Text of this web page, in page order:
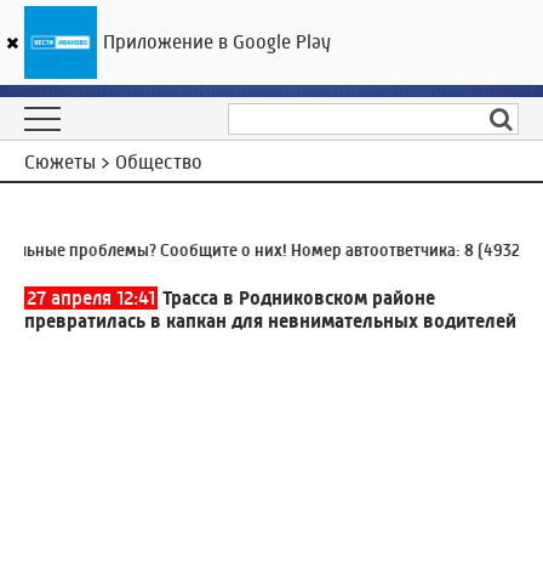
ГТРК «Ивтелерадио»
Сюжеты > Общество
проблемы? Сообщите о них! Номер автоответчика:8 (4932) 930-
27 апреля 12:41 Трасса в Родниковском районе
превратилась в капкан для невнимательных водителей
Приложение в Google Play